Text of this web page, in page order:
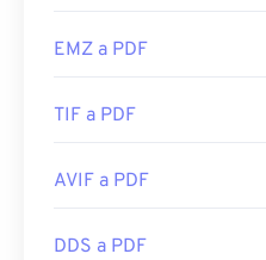
EMZ a PDF
TIF a PDF
AVIF a PDF
DDS a PDF